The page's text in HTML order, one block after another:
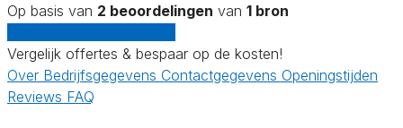
Op basis van 2 beoordelingen van 1 bron
Vergelijk offertes & bespaar op de kosten!
Over Bedrijfsgegevens Contactgegevens Openingstijden
Reviews FAQ